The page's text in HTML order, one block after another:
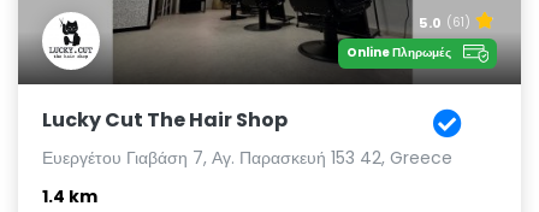
5.0 (61)
Online Πληρωμές
Lucky Cut The Hair Shop
Ευεργέτου Γιαβάση 7, Αγ. Παρασκευή 153 42, Greece
1.4 km